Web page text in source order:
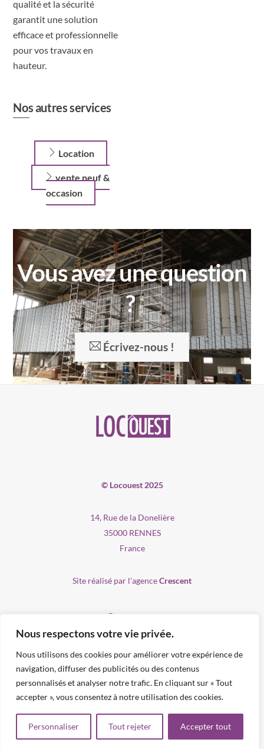
Nous respectons votre vie privée.
Nous utilisons des cookies pour améliorer votre expérience de
navigation, diffuser des publicités ou des contenus
personnalisés et analyser notre trafic. En cliquant sur « Tout
accepter », vous consentez à notre utilisation des cookies.
Personnaliser Tout rejeter Accepter tout
qualité et la sécurité
garantit une solution
efficace et professionnelle
pour vos travaux en
hauteur.
Nos autres services
Location
vente neuf &
occasion
Vous avez une question
?
Écrivez-nous !
Back
To
© Locouest 2025
14, Rue de la Donelière
35000 RENNES
France
Site réalisé par l'agenceCrescent
Recrutement
Produits
Services
Contact